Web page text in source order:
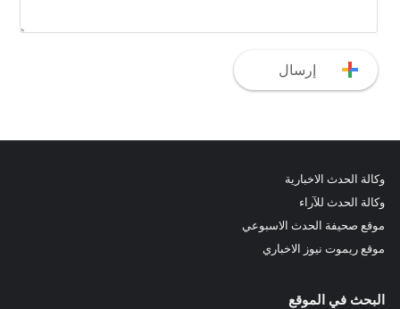
وكالة الحدث الاخبارية
وكالة الحدث للآراء
موقع صحيفة الحدث الاسبوعي
موقع ريموت نيوز الاخباري
البحث في الموقع